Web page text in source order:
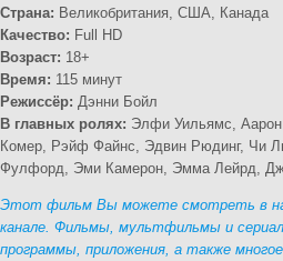
Страна: Великобритания, США, Канада
Качество: Full HD
Возраст: 18+
Время: 115 минут
Режиссёр: Дэнни Бойл
В главных ролях: Элфи Уильямс,
Комер, Рэйф Файнс, Эдвин Рюдинг, Чи
Фулфорд, Эми Камерон, Эмма Лейрд,
Этот фильм Вы можете смотреть в
канале. Фильмы, мультфильмы и
программы, приложения, а также многое